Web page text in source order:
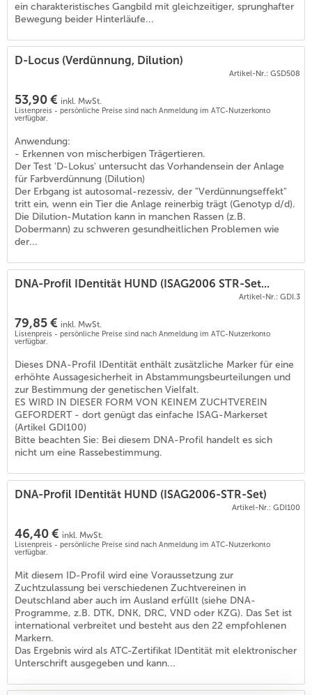
ein charakteristisches Gangbild mit gleichzeitiger, sprunghafter
Bewegung beider Hinterläufe...
D-Locus (Verdünnung, Dilution)
Artikel-Nr.: GSD508
53,90 € inkl. MwSt.
Listenpreis - persönliche Preise sind nach Anmeldung im ATC-Nutzerkonto
verfügbar.
Anwendung:
- Erkennen von mischerbigen Trägertieren.
Der Test 'D-Lokus' untersucht das Vorhandensein der Anlage
für Farbverdünnung (Dilution)
Der Erbgang ist autosomal-rezessiv, der "Verdünnungseffekt"
tritt ein, wenn ein Tier die Anlage reinerbig trägt (Genotyp d/d).
Die Dilution-Mutation kann in manchen Rassen (z.B.
Dobermann) zu schweren gesundheitlichen Problemen wie
der...
DNA-Profil IDentität HUND (ISAG2006 STR-Set...
Artikel-Nr.: GDI.3
79,85 € inkl. MwSt.
Listenpreis - persönliche Preise sind nach Anmeldung im ATC-Nutzerkonto
verfügbar.
Dieses DNA-Profil IDentität enthält zusätzliche Marker für eine
erhöhte Aussagesicherheit in Abstammungsbeurteilungen und
zur Bestimmung der genetischen Vielfalt.
ES WIRD IN DIESER FORM VON KEINEM ZUCHTVEREIN
GEFORDERT - dort genügt das einfache ISAG-Markerset
(Artikel GDI100)
Bitte beachten Sie: Bei diesem DNA-Profil handelt es sich
nicht um eine Rassebestimmung.
DNA-Profil IDentität HUND (ISAG2006-STR-Set)
Artikel-Nr.: GDI100
46,40 € inkl. MwSt.
Listenpreis - persönliche Preise sind nach Anmeldung im ATC-Nutzerkonto
verfügbar.
Mit diesem ID-Profil wird eine Voraussetzung zur
Zuchtzulassung bei verschiedenen Zuchtvereinen in
Deutschland aber auch im Ausland erfüllt (siehe DNA-
Programme, z.B. DTK, DNK, DRC, VND oder KZG). Das Set ist
international verbreitet und besteht aus den 22 empfohlenen
Markern.
Das Ergebnis wird als ATC-Zertifikat IDentität mit elektronischer
Unterschrift ausgegeben und kann...